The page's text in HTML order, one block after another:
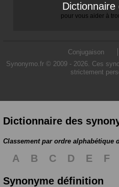
pour vous aider à
Conjugaison
Synonymo.fr © 2009 - 2026. Ces
strictement
Dictionnaire des
Classement par ordre alphabétique
A B C D E F
Synonyme définition